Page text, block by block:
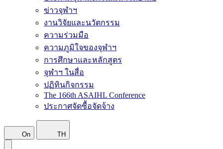
ข่าวจุฬาฯ
งานวิจัยและนวัตกรรม
ความร่วมมือ
ความภูมิใจของจุฬาฯ
การศึกษาและหลักสูตร
จุฬาฯ ในสื่อ
ปฏิทินกิจกรรม
The 166th ASAIHL Conference
ประกาศจัดซื้อจัดจ้าง
On TH